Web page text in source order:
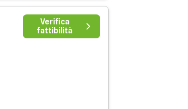
Verifica
fattibilità